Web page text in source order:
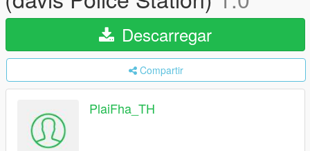
Descarregar
Compartir
PlaiFha_TH